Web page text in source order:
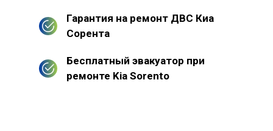
Гарантия на ремонт ДВС Киа
Сорента
Бесплатный эвакуатор при
ремонте Kia Sorento